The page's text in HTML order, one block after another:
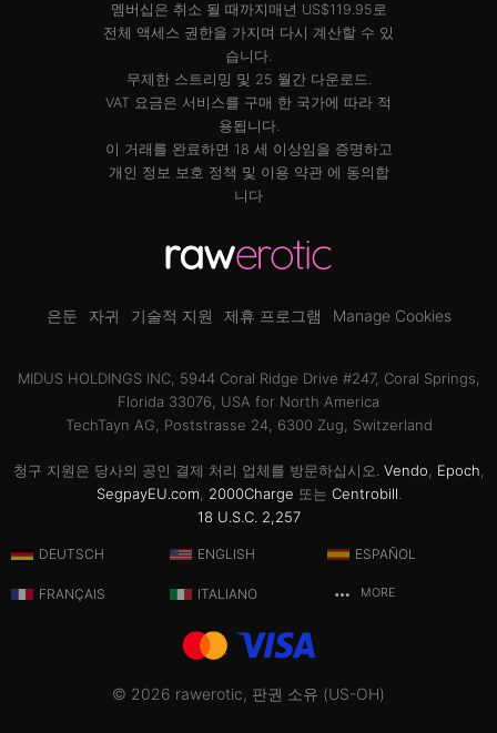
멤버십은 취소 될 때까지매년 US$119.95로
전체 액세스 권한을 가지며 다시 계산할 수 있
습니다.
무제한 스트리밍 및 25 월간 다운로드.
VAT 요금은 서비스를 구매 한 국가에 따라 적
용됩니다.
이 거래를 완료하면 18 세 이상임을 증명하고
개인 정보 보호 정책 및 이용 약관에 동의합
니다
은둔 자귀 기술적 지원 제휴 프로그램 Manage Cookies
MIDUS HOLDINGS INC, 5944 Coral Ridge Drive #247, Coral Springs,
Florida 33076, USA for North America
TechTayn AG, Poststrasse 24, 6300 Zug, Switzerland
청구 지원은 당사의 공인 결제 처리 업체를 방문하십시오. Vendo, Epoch,
SegpayEU.com, 2000Charge 또는 Centrobill.
18 U.S.C. 2,257
DEUTSCH ENGLISH ESPAÑOL
FRANÇAIS ITALIANO MORE
© 2026 rawerotic, 판권 소유 (US-OH)